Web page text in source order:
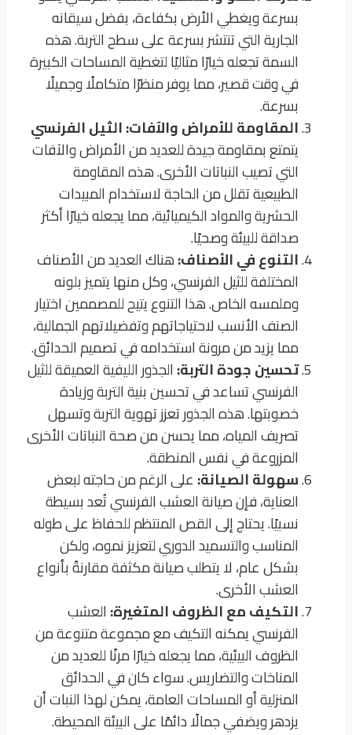
بسرعة ويغطي الأرض بكفاءة، بفضل سيقانه
الجارية التي تنتشر بسرعة على سطح التربة. هذه
السمة تجعله خيارًا مثاليًا لتغطية المساحات الكبيرة
في وقت قصير، مما يوفر منظرًا متكاملًا وجميلًا
بسرعة.
المقاومة للأمراض والآفات:الثيل الفرنسي
يتمتع بمقاومة جيدة للعديد من الأمراض والآفات
التي تصيب النباتات الأخرى. هذه المقاومة
الطبيعية تقلل من الحاجة لاستخدام المبيدات
الحشرية والمواد الكيميائية، مما يجعله خيارًا أكثر
صداقة للبيئة وصحيًا.
التنوع في الأصناف:هناك العديد من الأصناف
المختلفة للثيل الفرنسي، وكل منها يتميز بلونه
وملمسه الخاص. هذا التنوع يتيح للمصممين اختيار
الصنف الأنسب لاحتياجاتهم وتفضيلاتهم الجمالية،
مما يزيد من مرونة استخدامه في تصميم الحدائق.
تحسين جودة التربة: الجذور الليفية العميقة للثيل
الفرنسي تساعد في تحسين بنية التربة وزيادة
خصوبتها. هذه الجذور تعزز تهوية التربة وتسهل
تصريف المياه، مما يحسن من صحة النباتات الأخرى
المزروعة في نفس المنطقة.
سهولة الصيانة: على الرغم من حاجته لبعض
العناية، فإن صيانة العشب الفرنسي تُعد بسيطة
نسبيًا. يحتاج إلى القص المنتظم للحفاظ على طوله
المناسب والتسميد الدوري لتعزيز نموه، ولكن
بشكل عام، لا يتطلب صيانة مكثفة مقارنةً بأنواع
العشب الأخرى.
التكيف مع الظروف المتغيرة: العشب
الفرنسي يمكنه التكيف مع مجموعة متنوعة من
الظروف البيئية، مما يجعله خيارًا مرنًا للعديد من
المناخات والتضاريس. سواء كان في الحدائق
المنزلية أو المساحات العامة، يمكن لهذا النبات أن
يزدهر ويضفي جمالًا دائمًا على البيئة المحيطة.